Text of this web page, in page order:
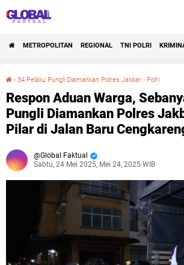
METROPOLITAN REGIONAL TNI POLRI
› 34 Pelaku Pungli Diamankan Polres Jakbar › Polri
Respon Aduan Warga,
Pungli Diamankan Polres
Pilar di Jalan Baru
Global Faktual
Sabtu, 24 Mei 2025, Mei 24, 2025 WIB